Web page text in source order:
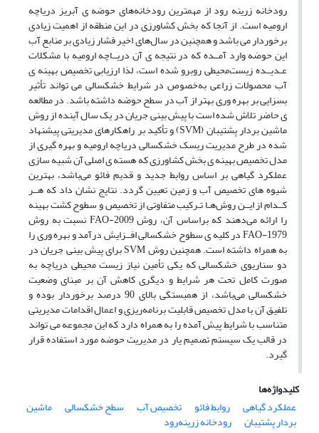
رودخانه زرینه ‌رود از مهمترین رودخانه‌های حوضه ‌ی آبریز دریاچه
ارومیه است. از آنجا که بخش کشاورزی در این منطقه از اهمیت زیادی
برخوردار می‌ باشد و همچنین در سال‌های اخیر فشار زیادی بر منابع آب
این حوضه وارد آمــده که در نتیجه‌ ی آن دریــاچه ارومیه با مشکلات
عـدیــده زیست‌محیطی روبرو شده است، لذا ارزیابی تخصیص بهینه ‌ی
آب محصولات زراعی به‌خصوص در شرایط خشکسالی می ‌تواند تأثیر
بسزایی بر بهره ‌وری بهتر از آب در سطح حوضه داشته باشد. در مطالعه‌
ی حاضر تلاش شده است با پیش‌ بینی جریان در یک سال آینده از روش
ماشین بردار پشتیبان (SVM) و تأکید بر راهکارهای مدیریتی پیشنهاد
شده در طرح مدیریت ریسک خشکسالی دریاچه ارومیه و بهره‌ گیری از
مدل تخصیص بهینه ‌ی بخش کشاورزی که هسته‌ ی اصلی آن شبیه‌ سازی
عملکرد گیاهی بر اساس روابط جدید و قدیم فائو می‌باشد، بهترین
شیوه ‌های تخصیص آب و زمین تعیین گردد. نتایج نشان داد که هــر
کــدام از ایــن روش‌هـا تـرکیب متفاوتی از تخصیص و سطوح کشت بهینه
را ارائه می‌دهند که براساس آن، روش FAO-2009 نسبت به روش
FAO-1979 در کلیه‌ ی سطوح خشکسالی افــزایش درآمد و بهره ‌وری را
به همراه داشته است. همچنین روش SVM برای پیش ‌بینی جریان در
دو سناریوی خشکسالی که یکی تأمین نیاز زیست محیطی دریاچه به
صورت کامل تحت هر شرایط و دیگری کاهش آن بر مبنای وضعیت
خشکسالی می‌باشد، از همبستگی بالای 90 درصد برخوردار بوده و
تلفیق آن با مدل تخصیص قابلیت برنامه‌ریزی و اعمال اقدامات مدیریتی
متناسب با شرایط پیش آمده را به همراه دارد که این مجموعه می‌ تواند
در قالب یک سیستم تصمیم‌ یار در مدیریت حوضه مورد استفاده قرار
گیرد.
کلیدواژه‌ها
عملکرد گیاهی
روابط فائو تخصیص آب سطح خشکسالی ماشین
بردار پشتیبان رودخانه زرینه‌رود